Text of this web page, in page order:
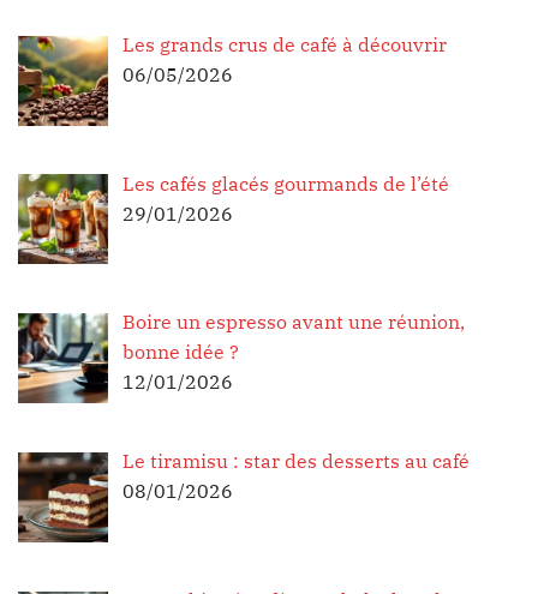
Les grands crus de café à découvrir
06/05/2026
Les cafés glacés gourmands de l’été
29/01/2026
Boire un espresso avant une réunion,
bonne idée ?
12/01/2026
Le tiramisu : star des desserts au café
08/01/2026